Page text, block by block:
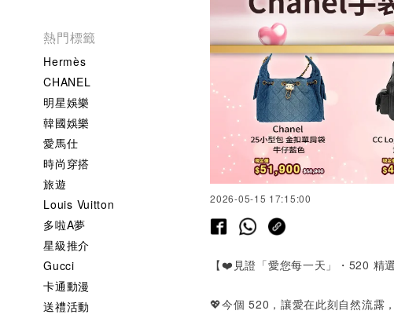
熱門標籤
Hermès
CHANEL
明星娛樂
韓國娛樂
愛馬仕
時尚穿搭
旅遊
Louis Vuitton
多啦A夢
星級推介
Gucci
卡通動漫
送禮活動
2026-05-15 17:15:00
【❤️見證「愛您每一天」・ 520 精選
💖今個 520 ，讓愛在此刻自然流露